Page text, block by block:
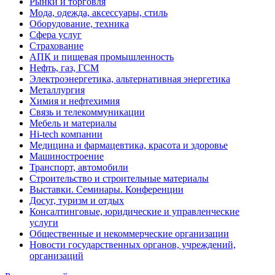
Мода, одежда, аксессуары, стиль
Оборудование, техника
Сфера услуг
Страхование
АПК и пищевая промышленность
Нефть, газ, ГСМ
Электроэнергетика, альтернативная энергетика
Металлургия
Химия и нефтехимия
Связь и телекоммуникации
Мебель и материалы
Hi-tech компании
Медицина и фармацевтика, красота и здоровье
Машиностроение
Транспорт, автомобили
Строительство и строительные материалы
Выставки. Семинары. Конференции
Досуг, туризм и отдых
Консалтинговые, юридические и управленческие
услуги
Общественные и некоммерческие организации
Новости государственных органов, учреждений,
организаций